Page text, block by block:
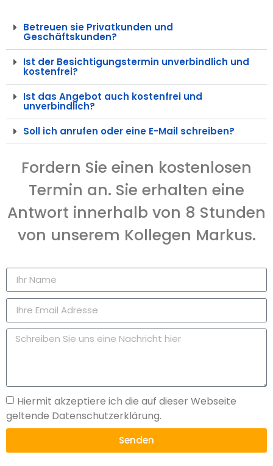
Betreuen sie Privatkunden und
Geschäftskunden?
Ist der Besichtigungstermin unverbindlich und
kostenfrei?
Ist das Angebot auch kostenfrei und
unverbindlich?
Soll ich anrufen oder eine E-Mail schreiben?
Fordern Sie einen kostenlosen
Termin an. Sie erhalten eine
Antwort innerhalb von 8 Stunden
von unserem Kollegen Markus.
Hiermit akzeptiere ich die auf dieser Webseite
geltende Datenschutzerklärung.
Senden